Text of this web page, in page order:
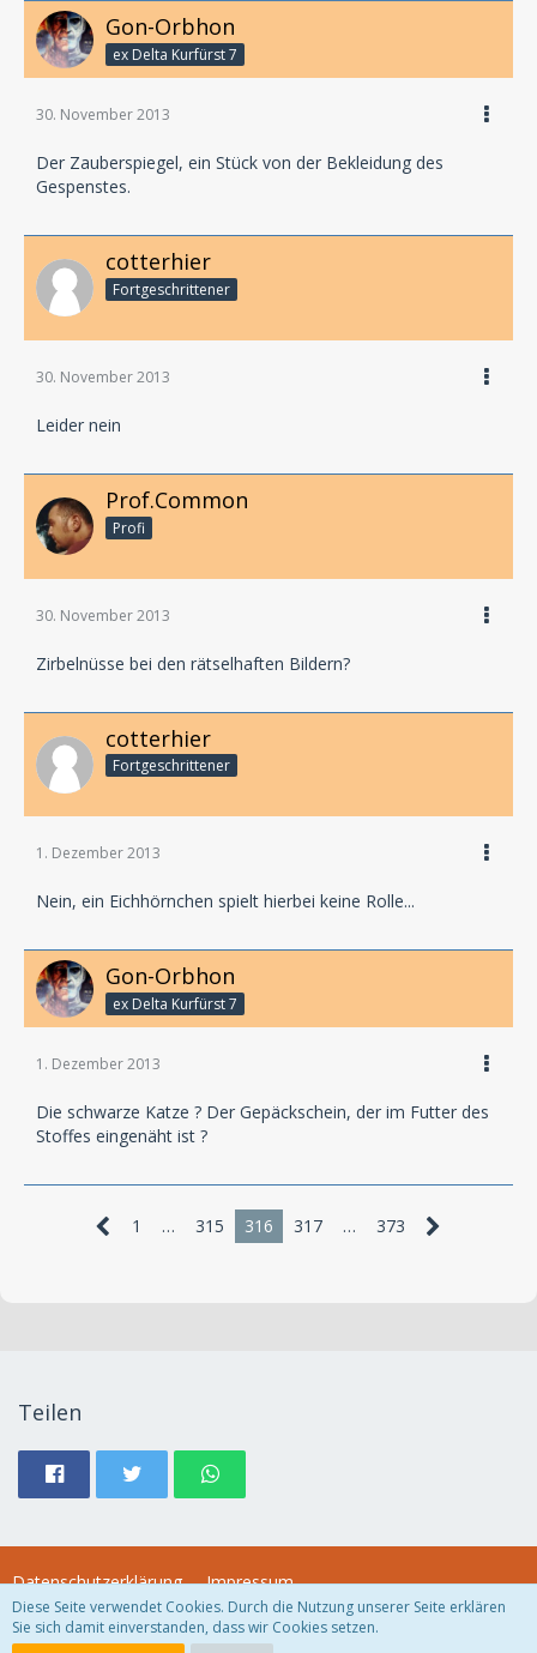
Gon-Orbhon
ex Delta Kurfürst 7
30. November 2013
Der Zauberspiegel, ein Stück von der Bekleidung des
Gespenstes.
cotterhier
Fortgeschrittener
30. November 2013
Leider nein
Prof.Common
Profi
30. November 2013
Zirbelnüsse bei den rätselhaften Bildern?
cotterhier
Fortgeschrittener
1. Dezember 2013
Nein, ein Eichhörnchen spielt hierbei keine Rolle...
Gon-Orbhon
ex Delta Kurfürst 7
1. Dezember 2013
Die schwarze Katze ? Der Gepäckschein, der im Futter des
Stoffes eingenäht ist ?
1 … 315 316 317 … 373
Teilen
Datenschutzerklärung Impressum
Diese Seite verwendet Cookies. Durch die Nutzung unserer Seite erklären
Sie sich damit einverstanden, dass wir Cookies setzen.